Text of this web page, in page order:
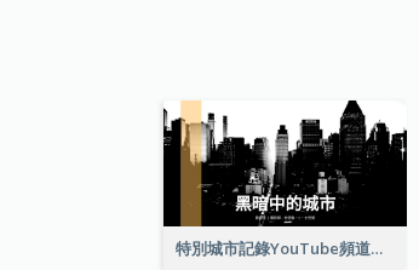
特別城市記錄YouTube頻道圖片